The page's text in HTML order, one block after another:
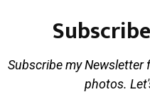
Subscribe my Newsletter
photos.